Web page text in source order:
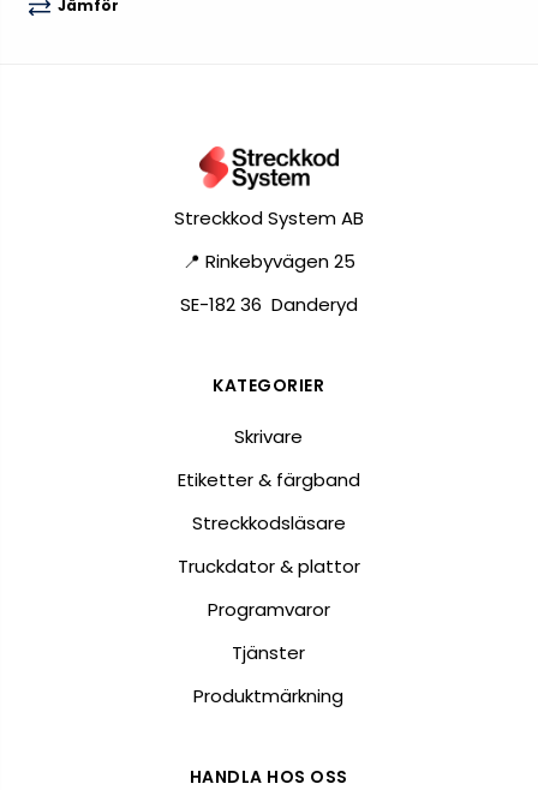
Jämför
Streckkod System AB
📍 Rinkebyvägen 25
SE-182 36 Danderyd
KATEGORIER
Skrivare
Etiketter & färgband
Streckkodsläsare
Truckdator & plattor
Programvaror
Tjänster
Produktmärkning
HANDLA HOS OSS